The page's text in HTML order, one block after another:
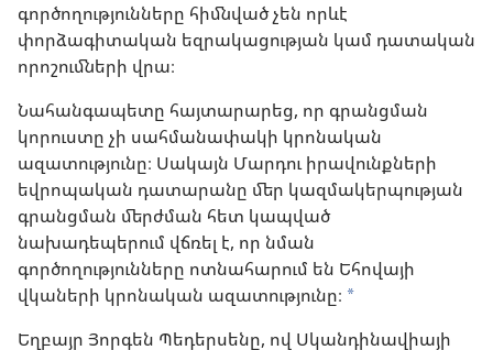
գործողությունները հիմնված չեն որևէ
փորձագիտական եզրակացության կամ դատական
որոշումների վրա։
Նահանգապետը հայտարարեց, որ գրանցման
կորուստը չի սահմանափակի կրոնական
ազատությունը։ Սակայն Մարդու իրավունքների
եվրոպական դատարանը մեր կազմակերպության
գրանցման մերժման հետ կապված
նախադեպերում վճռել է, որ նման
գործողությունները ոտնահարում են Եհովայի
վկաների կրոնական ազատությունը։ a
Եղբայր Յորգեն Պեդերսենը, ով Սկանդինավիայի